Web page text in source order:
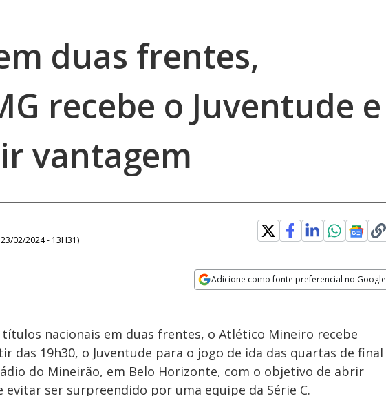
duas frentes,
recebe o Juventude e
vantagem
23/02/2024 - 13H31)
Adicione como fonte preferencial no Google
nacionais em duas frentes, o Atlético Mineiro recebe
das 19h30, o Juventude para o jogo de ida das quartas de final
do Mineirão, em Belo Horizonte, com o objetivo de abrir
ser surpreendido por uma equipe da Série C.